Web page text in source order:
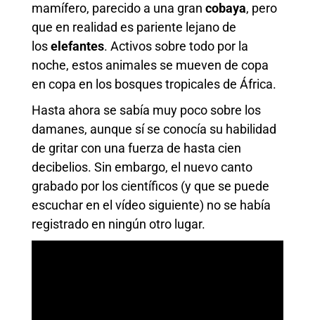
mamífero, parecido a una gran cobaya, pero
que en realidad es pariente lejano de
loselefantes. Activos sobre todo por la
noche, estos animales se mueven de copa
en copa en los bosques tropicales de África.
Hasta ahora se sabía muy poco sobre los
damanes, aunque sí se conocía su habilidad
de gritar con una fuerza de hasta cien
decibelios. Sin embargo, el nuevo canto
grabado por los científicos (y que se puede
escuchar en el vídeo siguiente) no se había
registrado en ningún otro lugar.